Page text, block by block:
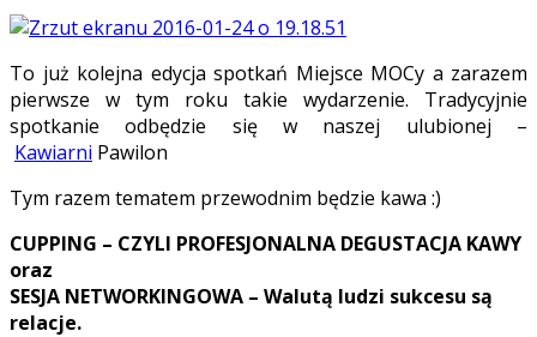
To już kolejna edycja spotkań Miejsce MOCy a zarazem
pierwsze w tym roku takie wydarzenie. Tradycyjnie
spotkanie odbędzie się w naszej ulubionej –
Kawiarni Pawilon
Tym razem tematem przewodnim będzie kawa :)
CUPPING – CZYLI PROFESJONALNA DEGUSTACJA KAWY
oraz
SESJA NETWORKINGOWA – Walutą ludzi sukcesu są
relacje.